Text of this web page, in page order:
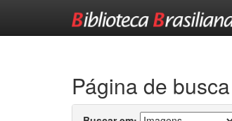
Página de busca